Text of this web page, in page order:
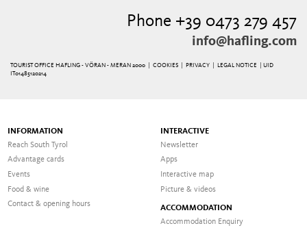
Phone +39 0473 279 457
info@hafling.com
TOURIST OFFICE HAFLING - VÖRAN - MERAN 2000 | COOKIES PRIVACY LEGAL NOTICE
| UID
IT01485120214
INFORMATION
Reach South Tyrol
Advantage cards
Events
Food & wine
Contact & opening hours
INTERACTIVE
Newsletter
Apps
Interactive map
Picture & videos
ACCOMMODATION
Accommodation Enquiry